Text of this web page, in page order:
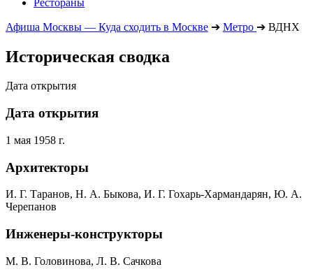
Афиша Москвы — Куда сходить в Москве ➔ Метро ➔ ВДНХ
Историческая сводка
Дата открытия
Дата открытия
1 мая 1958 г.
Архитекторы
И. Г. Таранов, Н. А. Быкова, И. Г. Гохарь-Хармандарян, Ю. А.
Черепанов
Инженеры-конструкторы
М. В. Головинова, Л. B. Сачкова